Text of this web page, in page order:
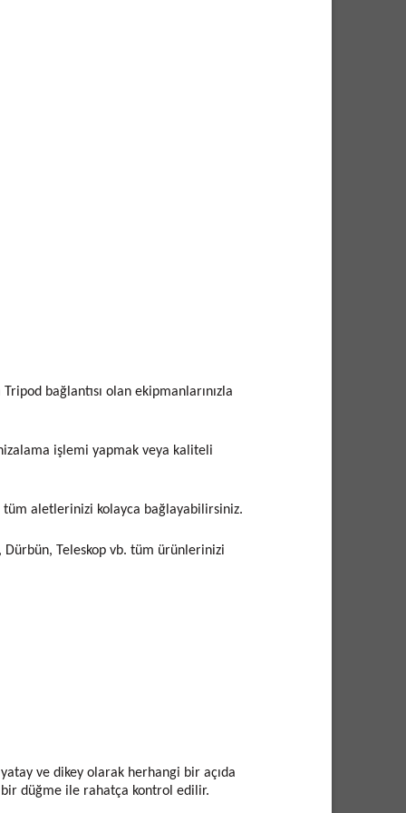
bağlantısı olan ekipmanlarınızla
işlemi yapmak veya kaliteli
aletlerinizi kolayca bağlayabilirsiniz.
Dürbün, Teleskop vb. tüm ürünlerinizi
ve dikey olarak herhangi bir açıda
bir düğme ile rahatça kontrol edilir.